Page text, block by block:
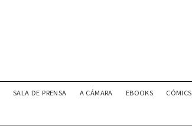
SALA DE PRENSA A CÁMARA EBOOKS CÓMICS